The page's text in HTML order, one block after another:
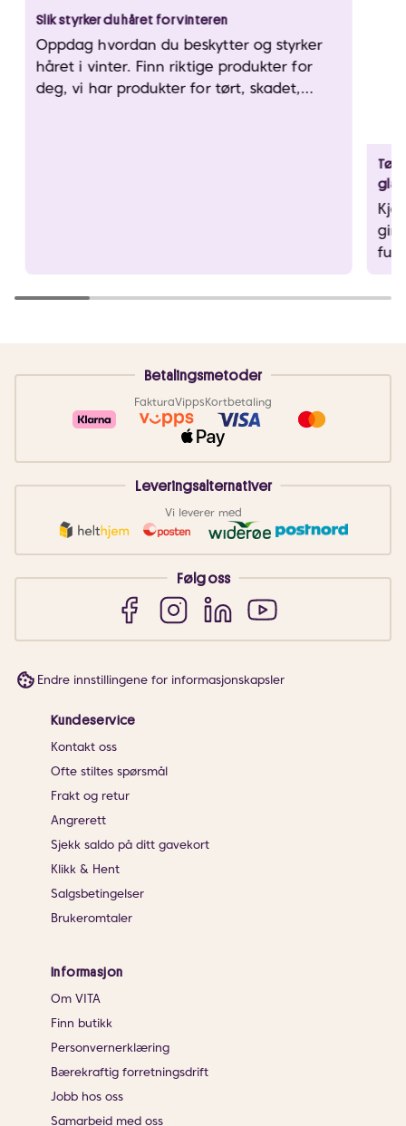
Slik styrker du håret for vinteren
Oppdag hvordan du beskytter og styrker
håret i vinter. Finn riktige produkter for
deg, vi har produkter for tørt, skadet,
Tørt
gir
ditt
Betalingsmetoder
FakturaVippsKortbetaling
Leveringsalternativer
Vi leverer med
Følg oss
Endre innstillingene for informasjonskapsler
Kundeservice
Kontakt oss
Ofte stiltes spørsmål
Frakt og retur
Angrerett
Sjekk saldo på ditt gavekort
Klikk & Hent
Salgsbetingelser
Brukeromtaler
Informasjon
Om VITA
Finn butikk
Personvernerklæring
Bærekraftig forretningsdrift
Jobb hos oss
Samarbeid med oss